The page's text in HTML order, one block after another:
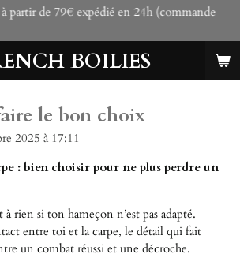
BOILIES
partir de 79€ expédié en 24h (commande
le bon choix
2025 à 17:11
: bien choisir pour ne plus perdre un
rien si ton hameçon n’est pas adapté.
entre toi et la carpe, le détail qui fait
un combat réussi et une décroche.